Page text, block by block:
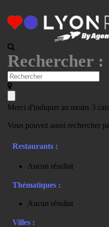
Rechercher :
Merci d'indiquer au moins 3
Vous pouvez aussi rechercher
Restaurants :
Aucun résultat
Thématiques :
Aucun résultat
Villes :